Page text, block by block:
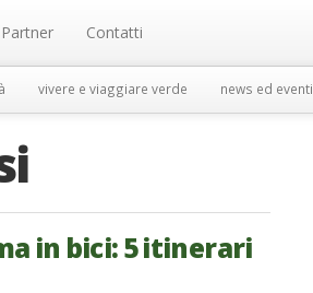
Partner Contatti
vivere e viaggiare verde news ed eventi
in bici: 5 itinerari